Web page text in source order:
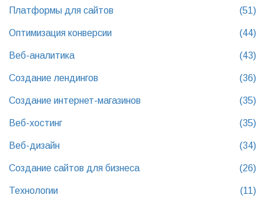
Платформы для сайтов (51)
Оптимизация конверсии (44)
Веб-аналитика (43)
Создание лендингов (36)
Создание интернет-магазинов (35)
Веб-хостинг (35)
Веб-дизайн (34)
Создание сайтов для бизнеса (26)
Технологии (11)